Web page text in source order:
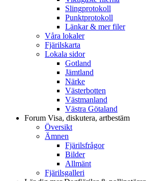
Slingprotokoll
Punktprotokoll
Länkar & mer filer
Våra lokaler
Fjärilskarta
Lokala sidor
Gotland
Jämtland
Närke
Västerbotten
Västmanland
Västra Götaland
Forum Visa, diskutera, artbestäm
Översikt
Ämnen
Fjärilsfrågor
Bilder
Allmänt
Fjärilsgalleri